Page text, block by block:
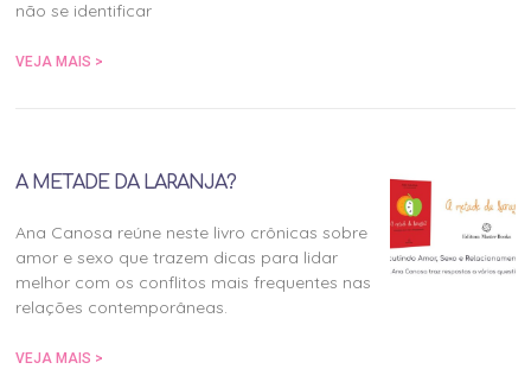
não se identificar
VEJA MAIS >
A METADE DA LARANJA?
Ana Canosa reúne neste livro crônicas sobre
amor e sexo que trazem dicas para lidar
melhor com os conflitos mais frequentes nas
relações contemporâneas.
VEJA MAIS >